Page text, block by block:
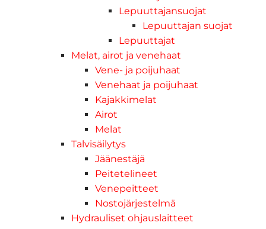
Lepuuttajansuojat
Lepuuttajan suojat
Lepuuttajat
Melat, airot ja venehaat
Vene- ja poijuhaat
Venehaat ja poijuhaat
Kajakkimelat
Airot
Melat
Talvisäilytys
Jäänestäjä
Peitetelineet
Venepeitteet
Nostojärjestelmä
Hydrauliset ohjauslaitteet